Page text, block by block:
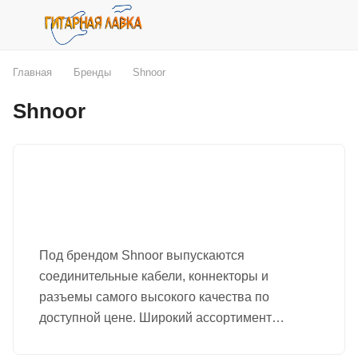
Главная Бренды Shnoor
Shnoor
Под брендом Shnoor выпускаются
соединительные кабели, коннекторы и
разъемы самого высокого качества по
доступной цене. Широкий ассортимент